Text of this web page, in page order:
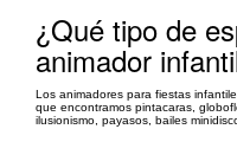
¿Qué tipo de
animador
Los animadores para fiestas
que encontramos pintacaras,
ilusionismo, payasos, bailes